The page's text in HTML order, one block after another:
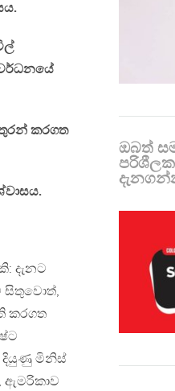
කරගත
දැනට
සිතුවොත්,
කරගත
දියුණු මිනිස්
ඇමරිකාව
ඔබත්